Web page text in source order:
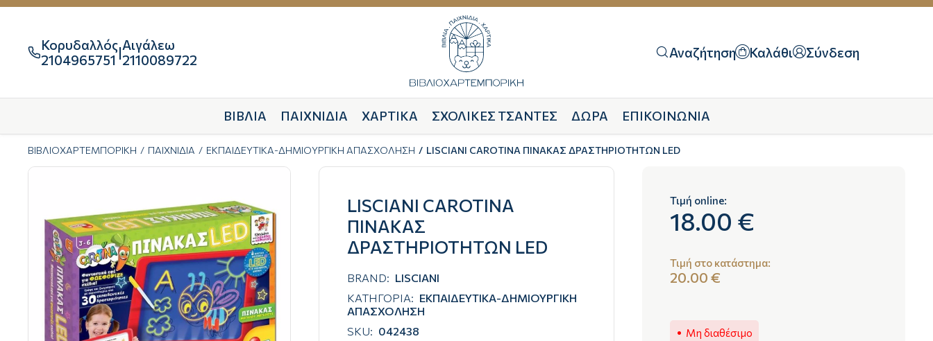
Κορυδαλλός
2104965751 |Αιγάλεω
2110089722
Αναζήτηση Καλάθι Σύνδεση
ΒΙΒΛΙΑ ΠΑΙΧΝΙΔΙΑ ΧΑΡΤΙΚΑ ΣΧΟΛΙΚΕΣ ΤΣΑΝΤΕΣ ΔΩΡΑ ΕΠΙΚΟΙΝΩΝΙΑ
ΒΙΒΛΙΟΧΑΡΤΕΜΠΟΡΙΚΗ ΠΑΙΧΝΙΔΙΑ ΕΚΠΑΙΔΕΥΤΙΚΑ-ΔΗΜΙΟΥΡΓΙΚΗ ΑΠΑΣΧΟΛΗΣΗ LISCIANI CAROTINA ΠΙΝΑΚΑΣ ΔΡΑΣΤΗΡΙΟΤΗΤΩΝ LED
LISCIANI CAROTINA
ΠΙΝΑΚΑΣ
ΔΡΑΣΤΗΡΙΟΤΗΤΩΝ LED
BRAND: LISCIANI
ΚΑΤΗΓΟΡΙΑ: ΕΚΠΑΙΔΕΥΤΙΚΑ-ΔΗΜΙΟΥΡΓΙΚΗ
ΑΠΑΣΧΟΛΗΣΗ
SKU: 042438
Τιμή online:
18.00 €
Τιμή στο κατάστημα:
20.00 €
Μη διαθέσιμο